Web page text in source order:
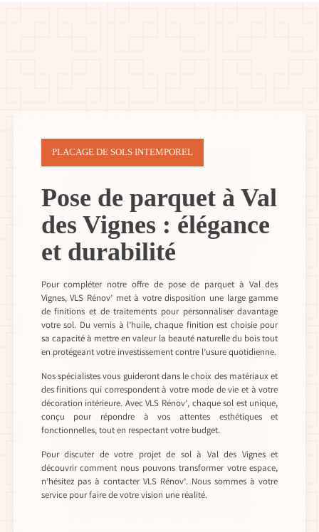
PLACAGE DE SOLS INTEMPOREL
Pose de parquet à Val
des Vignes : élégance
et durabilité
Pour compléter notre offre de pose de parquet à Val des
Vignes, VLS Rénov’ met à votre disposition une large gamme
de finitions et de traitements pour personnaliser davantage
votre sol. Du vernis à l’huile, chaque finition est choisie pour
sa capacité à mettre en valeur la beauté naturelle du bois tout
en protégeant votre investissement contre l’usure quotidienne.
Nos spécialistes vous guideront dans le choix des matériaux et
des finitions qui correspondent à votre mode de vie et à votre
décoration intérieure. Avec VLS Rénov’, chaque sol est unique,
conçu pour répondre à vos attentes esthétiques et
fonctionnelles, tout en respectant votre budget.
Pour discuter de votre projet de sol à Val des Vignes et
découvrir comment nous pouvons transformer votre espace,
n’hésitez pas à contacter VLS Rénov’. Nous sommes à votre
service pour faire de votre vision une réalité.